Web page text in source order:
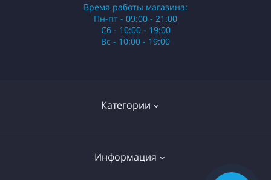
Категории
Информация
Время работы магазина:
Пн-пт - 09:00 - 21:00
Сб - 10:00 - 19:00
Вс - 10:00 - 19:00